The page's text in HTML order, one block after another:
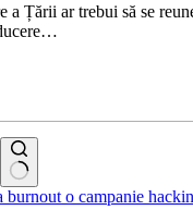
Țării ar trebui să se